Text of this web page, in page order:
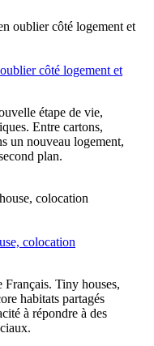
côté logement et
étape de vie,
Entre cartons,
un nouveau logement,
plan.
colocation
Tiny houses,
habitats partagés
à répondre à des